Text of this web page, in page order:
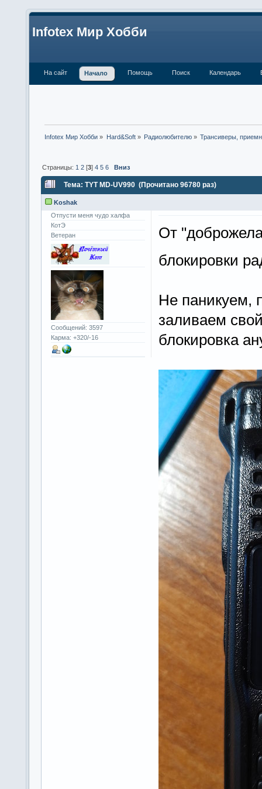
Infotex Мир Хобби
На сайт Начало Помощь Поиск Календарь
Infotex Мир Хобби » Hard&Soft» Радиолюбителю» Трансиверы,
Страницы: 1 2 [3]4 5 6 Вниз
Тема: TYT MD-UV990 (Прочитано 96780 раз)
Koshak
Отпусти меня чудо халфа
КотЭ
Ветеран
Сообщений: 3597
Карма: +320/-16
От
блокировки
Не паникуем,
заливаем
блокировка